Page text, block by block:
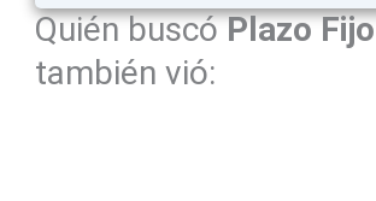
Quién buscóPlazo Fijo
también vió: